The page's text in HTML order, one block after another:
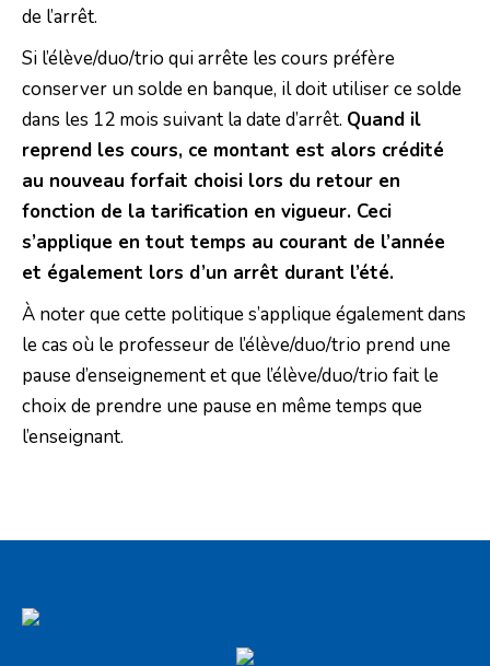
de l’arrêt.
Si l’élève/duo/trio qui arrête les cours préfère
conserver un solde en banque, il doit utiliser ce solde
dans les 12 mois suivant la date d’arrêt. Quand il
reprend les cours, ce montant est alors crédité
au nouveau forfait choisi lors du retour en
fonction de la tarification en vigueur. Ceci
s’applique en tout temps au courant de l’année
et également lors d’un arrêt durant l’été.
À noter que cette politique s’applique également dans
le cas où le professeur de l’élève/duo/trio prend une
pause d’enseignement et que l’élève/duo/trio fait le
choix de prendre une pause en même temps que
l’enseignant.